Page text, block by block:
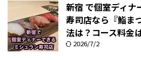
新宿 で個室ディナ
寿司店なら『鮨ま
法は？コース料金
2026/7/2